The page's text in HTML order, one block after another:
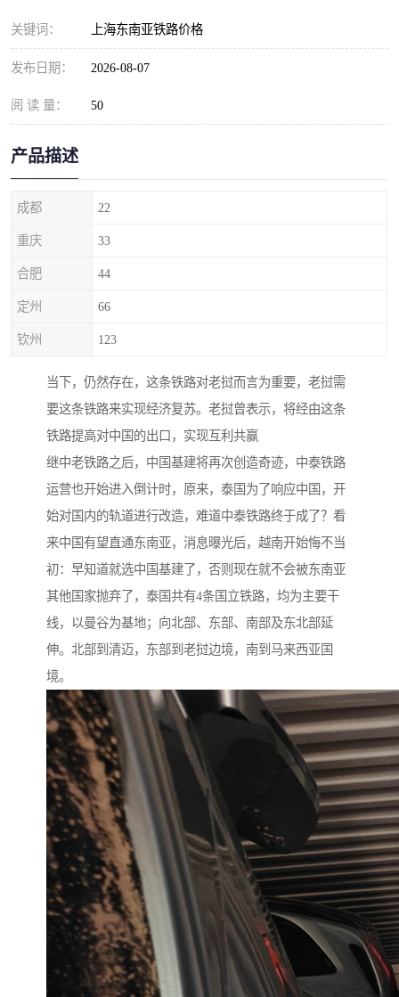
关键词： 上海东南亚铁路价格
发布日期： 2026-08-07
阅 读 量： 50
产品描述
成都 22
重庆 33
合肥 44
定州 66
钦州 123
当下，仍然存在，这条铁路对老挝而言为重要，老挝需
要这条铁路来实现经济复苏。老挝曾表示，将经由这条
铁路提高对中国的出口，实现互利共赢
继中老铁路之后，中国基建将再次创造奇迹，中泰铁路
运营也开始进入倒计时，原来，泰国为了响应中国，开
始对国内的轨道进行改造，难道中泰铁路终于成了？看
来中国有望直通东南亚，消息曝光后，越南开始悔不当
初：早知道就选中国基建了，否则现在就不会被东南亚
其他国家抛弃了，泰国共有4条国立铁路，均为主要干
线，以曼谷为基地；向北部、东部、南部及东北部延
伸。北部到清迈，东部到老挝边境，南到马来西亚国
境。